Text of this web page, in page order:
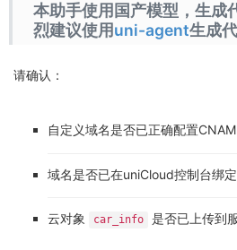
本助手使用国产模型，生成
烈建议使用uni-agent生成
请确认：
自定义域名是否已正确配置
域名是否已在uniCloud控制台绑
云对象 car_info 是否已上传到